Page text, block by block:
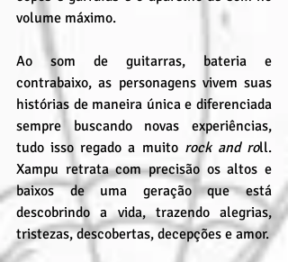
volume máximo.
Ao som de guitarras, bateria e
contrabaixo, as personagens vivem suas
histórias de maneira única e diferenciada
sempre buscando novas experiências,
tudo isso regado a muito rock and roll.
Xampu retrata com precisão os altos e
baixos de uma geração que está
descobrindo a vida, trazendo alegrias,
tristezas, descobertas, decepções e amor.